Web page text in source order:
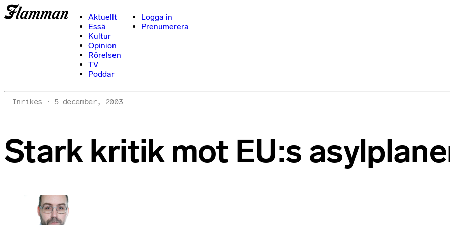
Aktuellt
Essä
Kultur
Opinion
Rörelsen
TV
Poddar
Logga in
Prenumerera
Inrikes 5 december, 2003
Stark kritik mot EU:s